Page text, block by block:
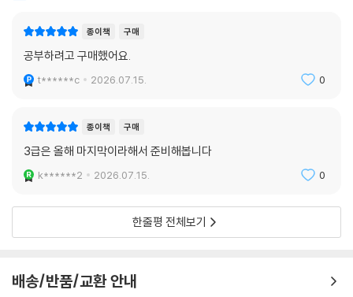
종이책 구매
공부하려고 구매했어요.
t******c 2026.07.15. 0
종이책 구매
3급은 올해 마지막이라해서 준비해봅니다
k******2 2026.07.15. 0
한줄평 전체보기
배송/반품/교환 안내